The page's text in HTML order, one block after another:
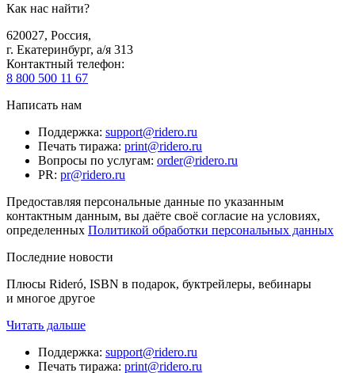
Как нас найти?
620027, Россия,
г. Екатеринбург, а/я 313
Контактный телефон:
8 800 500 11 67
Написать нам
Поддержка: support@ridero.ru
Печать тиража: print@ridero.ru
Вопросы по услугам: order@ridero.ru
PR: pr@ridero.ru
Предоставляя персональные данные по указанным
контактным данным, вы даёте своё согласие на условиях,
определенных Политикой обработки персональных данных
Последние новости
Плюсы Rideró, ISBN в подарок, буктрейлеры, вебинары
и многое другое
Читать дальше
Поддержка: support@ridero.ru
Печать тиража: print@ridero.ru